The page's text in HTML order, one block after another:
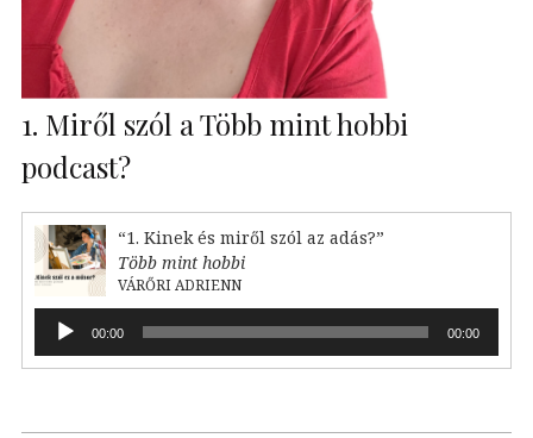
1. Miről szól a Több mint hobbi
podcast?
“1. Kinek és miről szól az adás?”
Több mint hobbi
VÁRŐRI ADRIENN
Audió
lejátszó00:00 00:00